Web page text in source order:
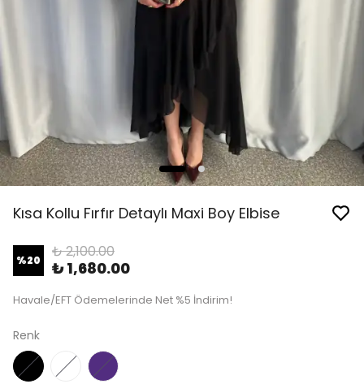
Kısa Kollu Fırfır Detaylı Maxi Boy Elbise
%20 ₺ 2,100.00
₺ 1,680.00
Havale/EFT Ödemelerinde Net %5 İndirim!
Renk